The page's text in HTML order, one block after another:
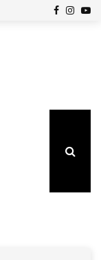
Facebook